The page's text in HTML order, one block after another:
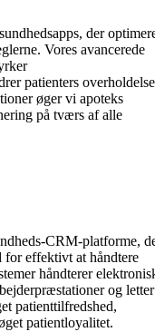
der
Vores avancerede
patienters
øger vi apoteks
på tværs af alle
CRM-platforme,
for effektivt at håndtere
håndterer
og letter
patienttilfredshed,
patientloyalitet.